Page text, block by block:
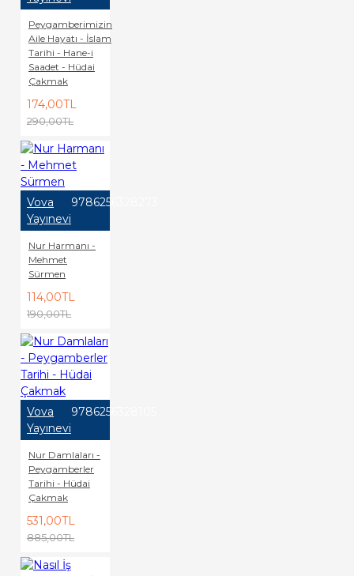
Peygamberimizin
Aile Hayatı - İslam
Tarihi - Hane-i
Saadet - Hüdai
Çakmak
174,00TL
290,00TL
Vova
Yayınevi
9786256328273
Nur Harmanı -
Mehmet
Sürmen
114,00TL
190,00TL
Vova
Yayınevi
9786256328105
Nur Damlaları -
Peygamberler
Tarihi - Hüdai
Çakmak
531,00TL
885,00TL